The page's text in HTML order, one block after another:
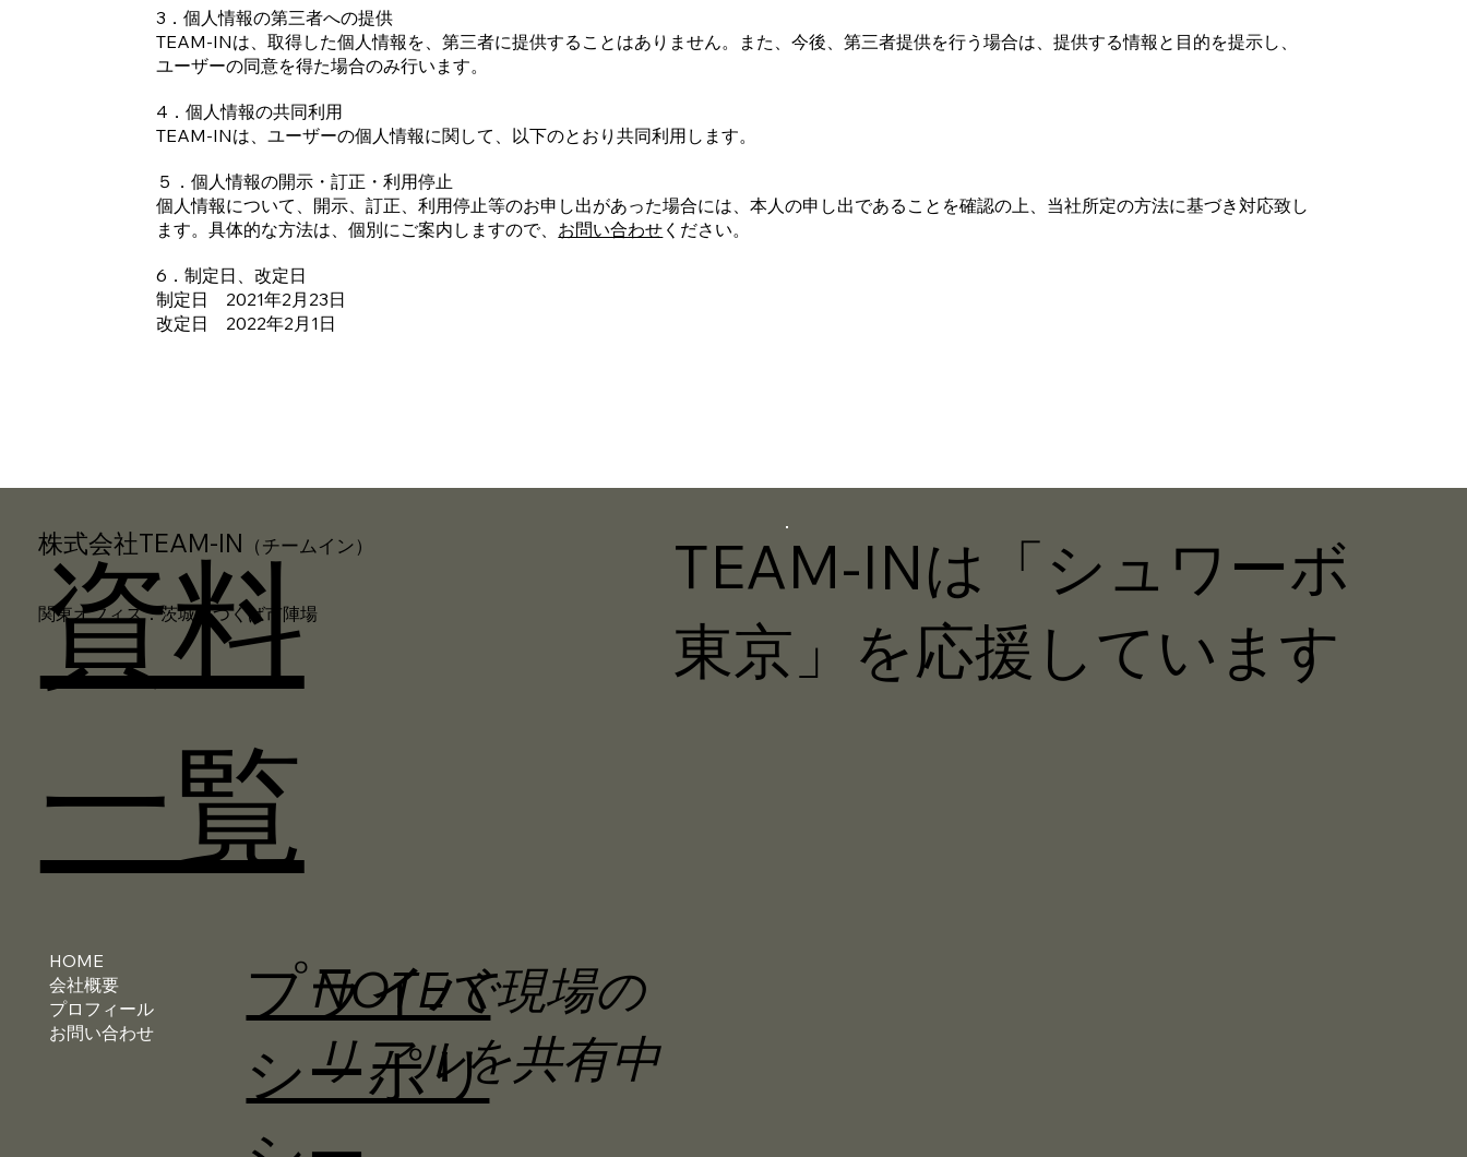
3．個人情報の第三者への提供
TEAM-INは、取得した個人情報を、第三者に提供することはありません。また、今後、第三者提供を行う場合は、提供する情報と目的を提示し、
ユーザーの同意を得た場合のみ行います。
4．個人情報の共同利用
TEAM-INは、ユーザーの個人情報に関して、以下のとおり共同利用します。
５．個人情報の開示・訂正・利用停止
個人情報について、開示、訂正、利用停止等のお申し出があった場合には、本人の申し出であることを確認の上、当社所定の方法に基づき対応致し
ます。具体的な方法は、個別にご案内しますので、 お問い合わせ ください。
6．制定日、改定日
制定日 2021年2月23日
改定日 2022年2月1日
株式会社TEAM-IN （チームイン）
関東オフィス：茨城県つくば市陣場
TEAM-INは「シュワーボ
東京」を応援しています
HOME
会社概要
プロフィール
お問い合わせ
プライバ
シーポリ
NOTEで現場の
リアルを共有中
資料
一覧